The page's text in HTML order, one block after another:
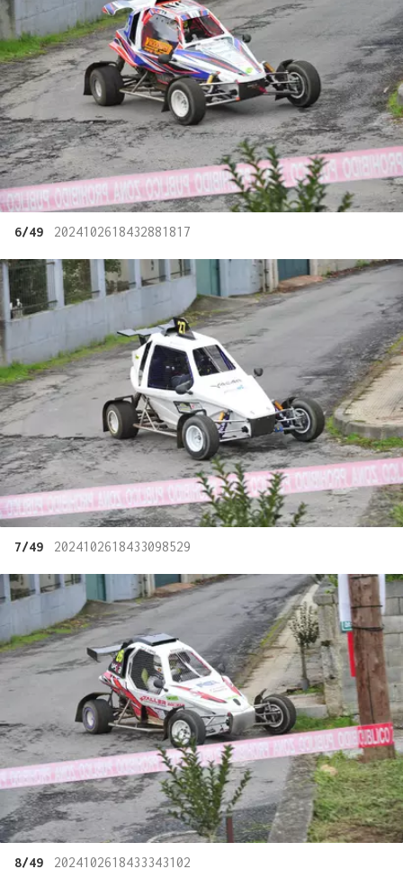
6/49 2024102618432881817
7/49 2024102618433098529
8/49 2024102618433343102